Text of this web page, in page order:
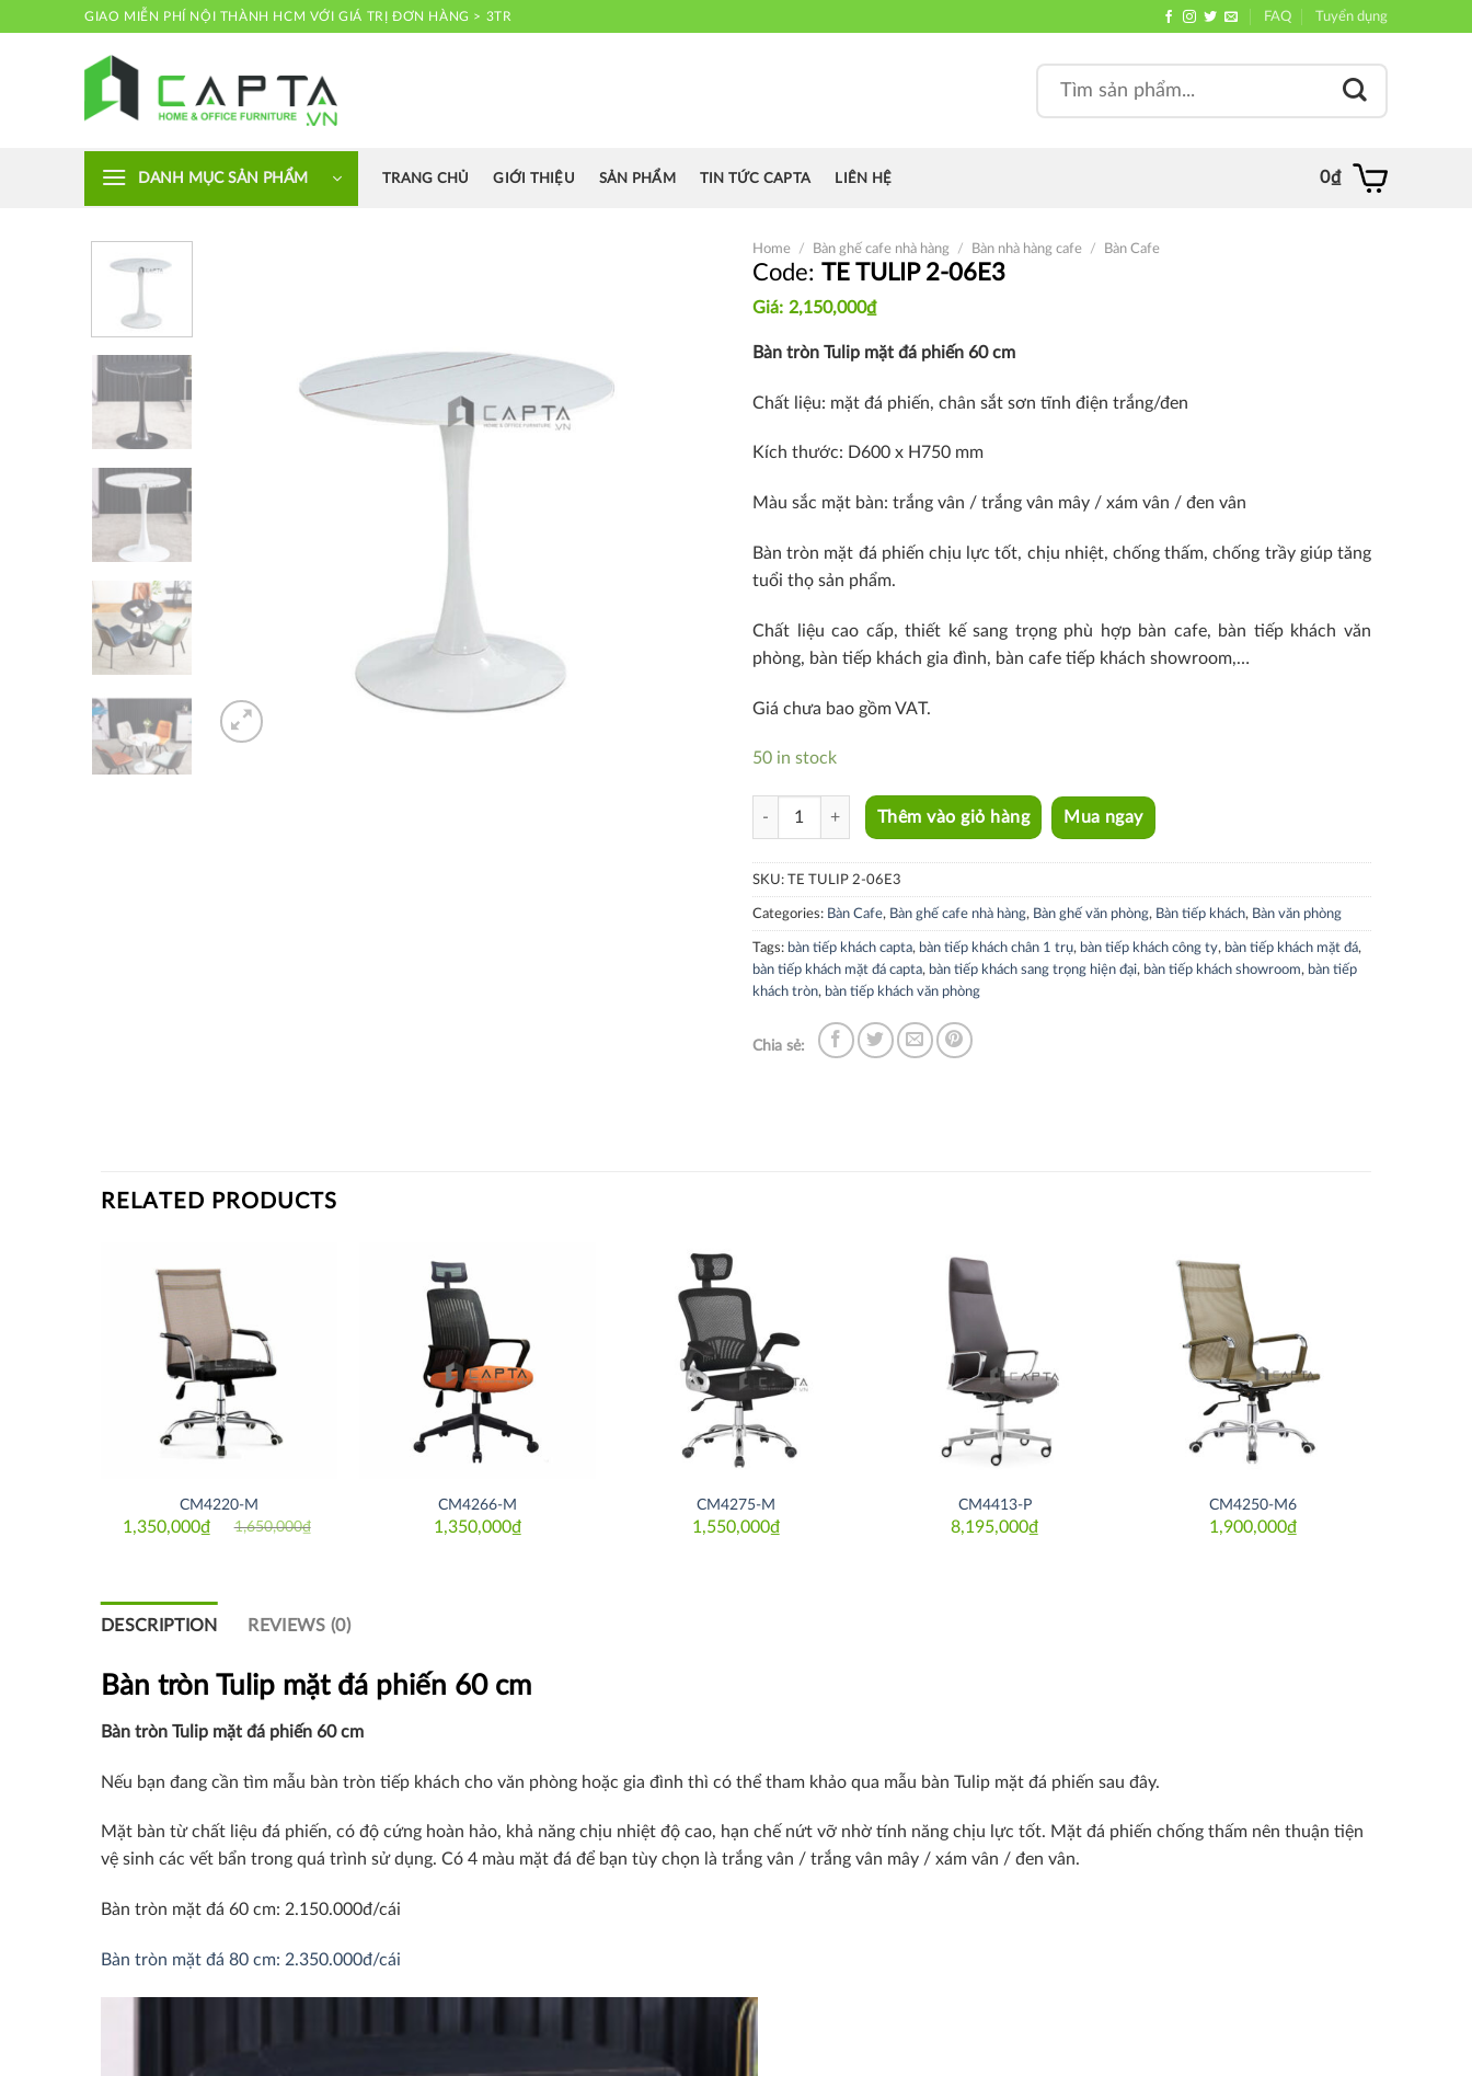
GIAO MIỄN PHÍ NỘI THÀNH HCM VỚI GIÁ TRỊ ĐƠN HÀNG > 3TR FAQ Tuyển dụng
for:
DANH MỤC SẢN PHẨM TRANG CHỦ GIỚI THIỆU SẢN PHẨM TIN TỨC CAPTA LIÊN HỆ 0₫
Home / Bàn ghế cafe nhà hàng / Bàn nhà hàng cafe / Bàn Cafe
TE TULIP 2-06E3
2,150,000₫
Bàn tròn Tulip mặt đá phiến 60 cm
Chất liệu: mặt đá phiến, chân sắt sơn tĩnh điện trắng/đen
Kích thước: D600 x H750 mm
Màu sắc mặt bàn: trắng vân / trắng vân mây / xám vân / đen vân
Bàn tròn mặt đá phiến chịu lực tốt, chịu nhiệt, chống thấm, chống trầy giúp tăng
tuổi thọ sản phẩm.
Chất liệu cao cấp, thiết kế sang trọng phù hợp bàn cafe, bàn tiếp khách văn
phòng, bàn tiếp khách gia đình, bàn cafe tiếp khách showroom,…
Giá chưa bao gồm VAT.
50 in stock
TE TULIP 2-06E3 quantity
Thêm vào giỏ hàng Mua ngay
SKU: TE TULIP 2-06E3
Categories: Bàn Cafe, Bàn ghế cafe nhà hàng, Bàn ghế văn phòng, Bàn tiếp khách, Bàn văn phòng
Tags: bàn tiếp khách capta, bàn tiếp khách chân 1 trụ, bàn tiếp khách công ty, bàn tiếp khách mặt đá,
bàn tiếp khách mặt đá capta, bàn tiếp khách sang trọng hiện đại, bàn tiếp khách showroom, bàn tiếp
khách tròn, bàn tiếp khách văn phòng
Chia sẻ:
RELATED PRODUCTS
CM4220-M
1,650,000₫
Original
1,350,000₫
Current
CM4266-M
1,350,000₫
CM4275-M
1,550,000₫
CM4413-P
8,195,000₫
CM4250-M6
1,900,000₫
DESCRIPTION REVIEWS (0)
Bàn tròn Tulip mặt đá phiến 60 cm
Bàn tròn Tulip mặt đá phiến 60 cm
Nếu bạn đang cần tìm mẫu bàn tròn tiếp khách cho văn phòng hoặc gia đình thì có thể tham khảo qua mẫu bàn Tulip mặt đá phiến sau đây.
Mặt bàn từ chất liệu đá phiến, có độ cứng hoàn hảo, khả năng chịu nhiệt độ cao, hạn chế nứt vỡ nhờ tính năng chịu lực tốt. Mặt đá phiến chống thấm nên thuận tiện
vệ sinh các vết bẩn trong quá trình sử dụng. Có 4 màu mặt đá để bạn tùy chọn là trắng vân / trắng vân mây / xám vân / đen vân.
Bàn tròn mặt đá 60 cm: 2.150.000đ/cái
Bàn tròn mặt đá 80 cm: 2.350.000đ/cái